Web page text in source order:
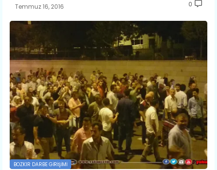
Temmuz 16, 2016 0
BOZKIR DARBE GIRIŞIMI